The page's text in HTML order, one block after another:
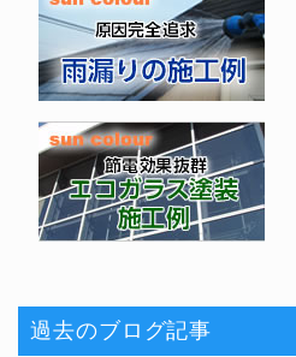
過去のブログ記事